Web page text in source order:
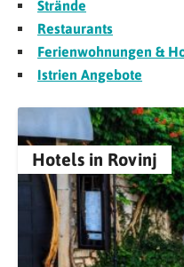
Strände
Restaurants
Ferienwohnungen &
Istrien Angebote
Hotels in Rovinj